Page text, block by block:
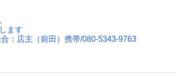
ます
店主（前田）携帯/080-5343-9763